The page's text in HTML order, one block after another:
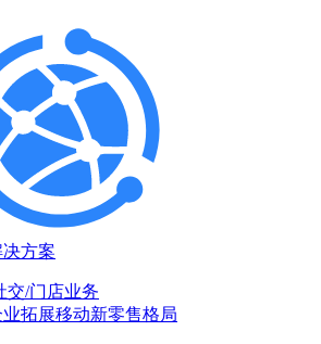
方案
交/门店业务
拓展移动新零售格局